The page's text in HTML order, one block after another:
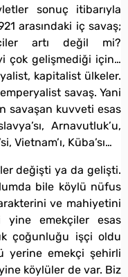
sonuç itibarıyla
arasındaki iç savaş;
artı değil mi?
çok gelişmediği için…
kapitalist ülkeler.
savaş. Yani
savaşan kuvveti esas
Arnavutluk’u,
Vietnam’ı, Küba’sı…
değişti ya da gelişti.
bile köylü nüfus
ve mahiyetini
yine emekçiler esas
çoğunluğu işçi oldu
yerine emekçi şehirli
köylüler de var. Biz